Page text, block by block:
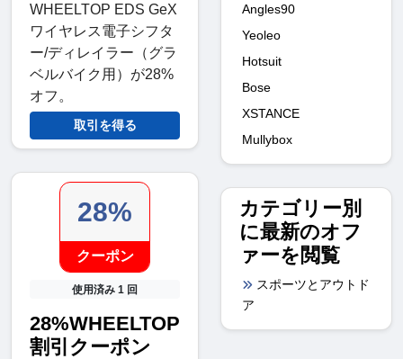
WHEELTOP EDS GeX
ワイヤレス電子シフタ
ー/ディレイラー（グラ
ベルバイク用）が28%
オフ。
取引を得る
28%
クーポン
使用済み 1 回
28%WHEELTOP
割引クーポン
Angles90
Yeoleo
Hotsuit
Bose
XSTANCE
Mullybox
カテゴリー別
に最新のオフ
ァーを閲覧
スポーツとアウトド
ア